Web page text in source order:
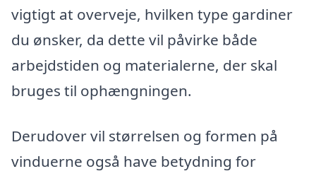
vigtigt at overveje, hvilken type gardiner
du ønsker, da dette vil påvirke både
arbejdstiden og materialerne, der skal
bruges til ophængningen.
Derudover vil størrelsen og formen på
vinduerne også have betydning for